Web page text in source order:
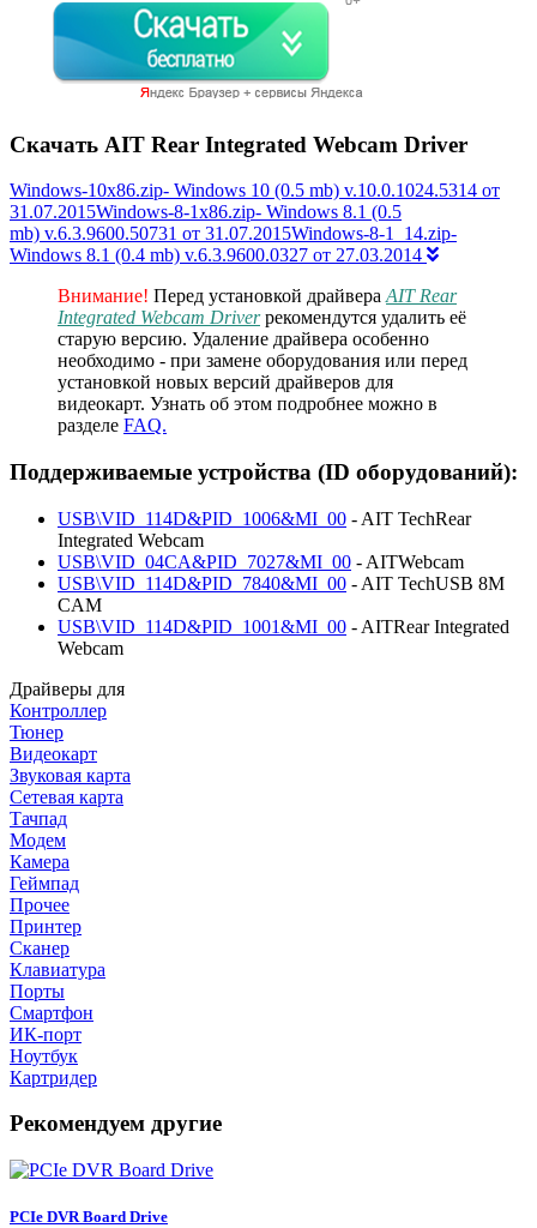
Скачать AIT Rear Integrated Webcam Driver
Windows-10x86.zip- Windows 10 (0.5 mb) v.10.0.1024.5314 от
31.07.2015Windows-8-1x86.zip- Windows 8.1 (0.5
mb) v.6.3.9600.50731 от 31.07.2015Windows-8-1_14.zip-
Windows 8.1 (0.4 mb) v.6.3.9600.0327 от 27.03.2014
Внимание! Перед установкой драйвера AIT Rear
Integrated Webcam Driverрекомендутся удалить её
старую версию. Удаление драйвера особенно
необходимо - при замене оборудования или перед
установкой новых версий драйверов для
видеокарт. Узнать об этом подробнее можно в
разделе FAQ.
Поддерживаемые устройства (ID оборудований):
USB\VID_114D&PID_1006&MI_00 - AIT TechRear
Integrated Webcam
USB\VID_04CA&PID_7027&MI_00 - AITWebcam
USB\VID_114D&PID_7840&MI_00 - AIT TechUSB 8M
CAM
USB\VID_114D&PID_1001&MI_00 - AITRear Integrated
Webcam
Драйверы для
Контроллер
Тюнер
Видеокарт
Звуковая карта
Сетевая карта
Тачпад
Модем
Камера
Геймпад
Прочее
Принтер
Сканер
Клавиатура
Порты
Смартфон
ИК-порт
Ноутбук
Картридер
Рекомендуем другие
PCIe DVR Board Drive